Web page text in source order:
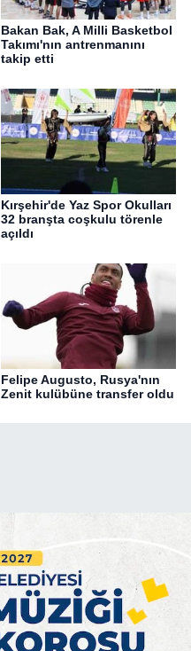
Bakan Bak, A Milli Basketbol
Takımı'nın antrenmanını
takip etti
Kırşehir'de Yaz Spor Okulları
32 branşta coşkulu törenle
açıldı
Felipe Augusto, Rusya'nın
Zenit kulübüne transfer oldu